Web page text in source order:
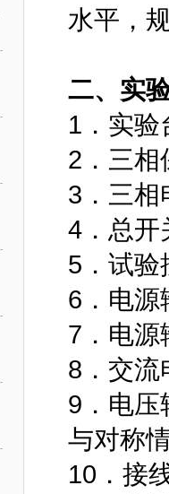
水平，
二、实
1．实
2．三相
3．三相
4．总开
5．试验
6．电源
7．电源
8．交流
9．电压
与对称
10．接